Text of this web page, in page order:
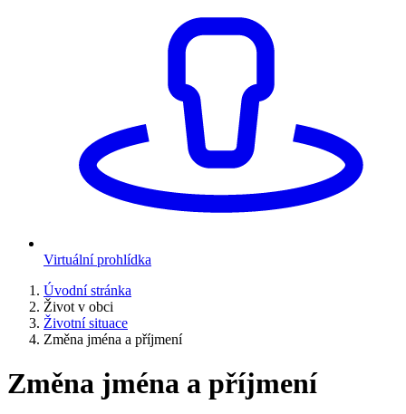
Virtuální prohlídka
Úvodní stránka
Život v obci
Životní situace
Změna jména a příjmení
Změna jména a příjmení